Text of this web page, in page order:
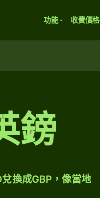
功能 收費價格
鎊
換成GBP，像當地